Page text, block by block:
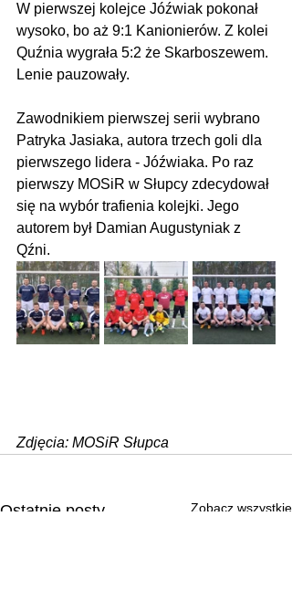
W pierwszej kolejce Jóźwiak pokonał
wysoko, bo aż 9:1 Kanionierów. Z kolei
Quźnia wygrała 5:2 że Skarboszewem.
Lenie pauzowały.
Zawodnikiem pierwszej serii wybrano
Patryka Jasiaka, autora trzech goli dla
pierwszego lidera - Jóźwiaka. Po raz
pierwszy MOSiR w Słupcy zdecydował
się na wybór trafienia kolejki. Jego
autorem był Damian Augustyniak z
Qźni.
Zdjęcia: MOSiR Słupca
Ostatnie posty Zobacz wszystkie